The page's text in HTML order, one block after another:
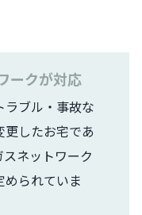
ークが対応
ブル・事故な
更したお宅であ
ネットワーク
られていま